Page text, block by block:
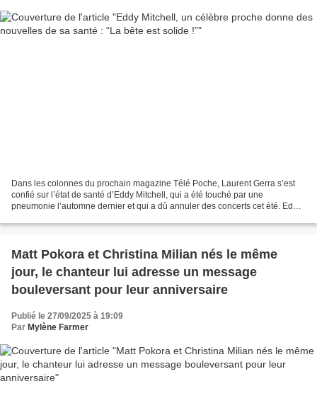
Dans les colonnes du prochain magazine Télé Poche, Laurent Gerra s’est
confié sur l’état de santé d’Eddy Mitchell, qui a été touché par une
pneumonie l’automne dernier et qui a dû annuler des concerts cet été. Eddy
Matt Pokora et Christina Milian nés le même
jour, le chanteur lui adresse un message
bouleversant pour leur anniversaire
Publié le 27/09/2025 à 19:09
Par Mylène Farmer